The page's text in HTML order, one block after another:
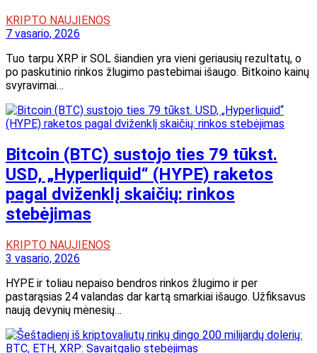
KRIPTO NAUJIENOS
7 vasario, 2026
Tuo tarpu XRP ir SOL šiandien yra vieni geriausių rezultatų, o
po paskutinio rinkos žlugimo pastebimai išaugo. Bitkoino kainų
svyravimai…
Bitcoin (BTC) sustojo ties 79 tūkst.
USD, „Hyperliquid“ (HYPE) raketos
pagal dviženklį skaičių: rinkos
stebėjimas
KRIPTO NAUJIENOS
3 vasario, 2026
HYPE ir toliau nepaiso bendros rinkos žlugimo ir per
pastarąsias 24 valandas dar kartą smarkiai išaugo. Užfiksavus
naują devynių mėnesių…